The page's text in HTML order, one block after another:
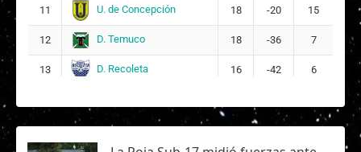
11 U. de Concepción 18 -20 15
12 D. Temuco 18 -36 7
13 D. Recoleta 16 -42 6